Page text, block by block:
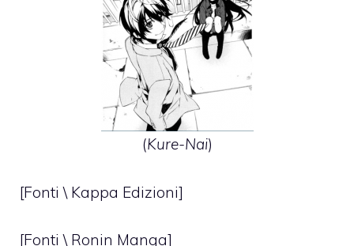
(Kure-Nai)
[Fonti \ Kappa Edizioni]
[Fonti \ Ronin Manga]